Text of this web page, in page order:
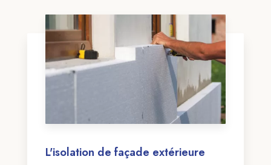
L'isolation de façade extérieure